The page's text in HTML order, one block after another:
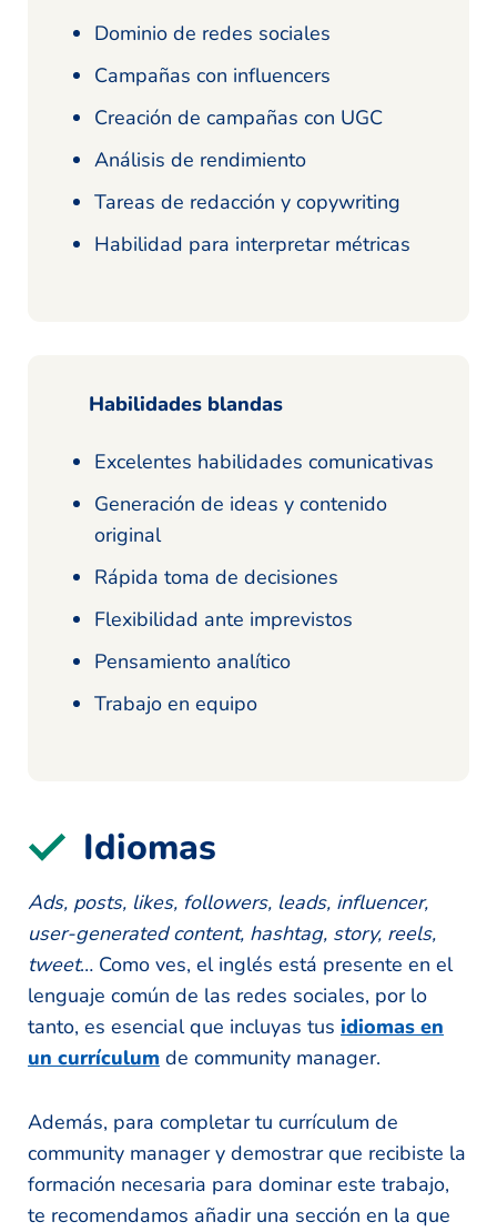
Dominio de redes sociales
Campañas con influencers
Creación de campañas con UGC
Análisis de rendimiento
Tareas de redacción y copywriting
Habilidad para interpretar métricas
Habilidades blandas
Excelentes habilidades comunicativas
Generación de ideas y contenido
original
Rápida toma de decisiones
Flexibilidad ante imprevistos
Pensamiento analítico
Trabajo en equipo
Idiomas
Ads, posts, likes, followers, leads, influencer,
user-generated content, hashtag, story, reels,
tweet… Como ves, el inglés está presente en el
lenguaje común de las redes sociales, por lo
tanto, es esencial que incluyas tus idiomas en
un currículum de community manager.
Además, para completar tu currículum de
community manager y demostrar que recibiste la
formación necesaria para dominar este trabajo,
te recomendamos añadir una sección en la que